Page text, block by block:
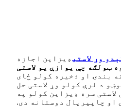
وړ لاستیډیزاین اجازه
ټولګه چې یوازې یو لاستی
بندۍ او ذخیره کولو ځای
د لرې کولو وړ لاستی حل
لاستی سره ډیزاین کولو په
او چاپیریال دوستانه دی.